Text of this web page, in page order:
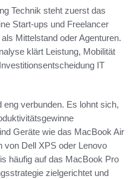
Technik steht zuerst das
Start-ups und Freelancer
Mittelstand oder Agenturen.
klärt Leistung, Mobilität
IT
verbunden. Es lohnt sich,
Geräte wie das MacBook Air
von Dell XPS oder Lenovo
häufig auf das MacBook Pro
zielgerichtet und